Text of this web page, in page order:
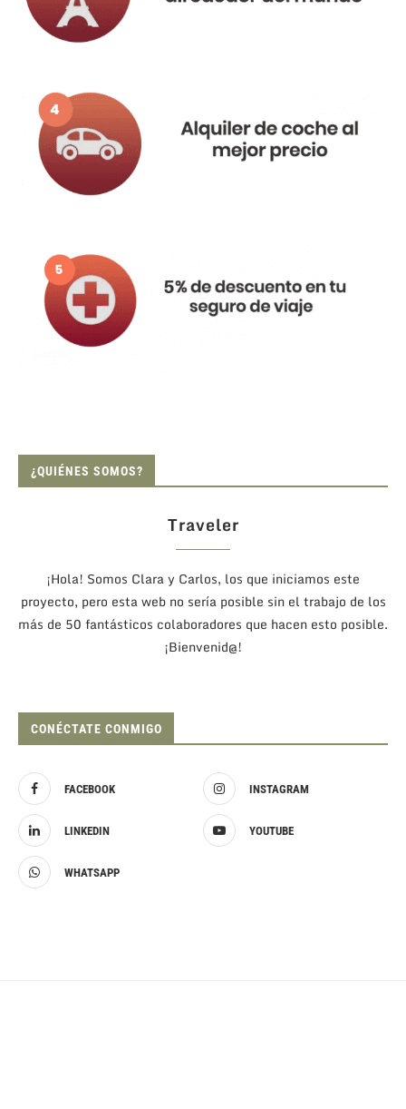
¿QUIÉNES SOMOS?
Traveler
¡Hola! Somos Clara y Carlos, los que iniciamos este
proyecto, pero esta web no sería posible sin el trabajo de los
más de 50 fantásticos colaboradores que hacen esto posible.
¡Bienvenid@!
CONÉCTATE CONMIGO
FACEBOOK INSTAGRAM
LINKEDIN YOUTUBE
WHATSAPP